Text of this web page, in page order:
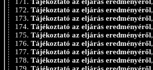
Tájékoztató az eljárás eredményéről,
Tájékoztató az eljárás eredményéről,
Tájékoztató az eljárás eredményéről,
Tájékoztató az eljárás eredményéről,
Tájékoztató az eljárás eredményéről,
Tájékoztató az eljárás eredményéről,
Tájékoztató az eljárás eredményéről,